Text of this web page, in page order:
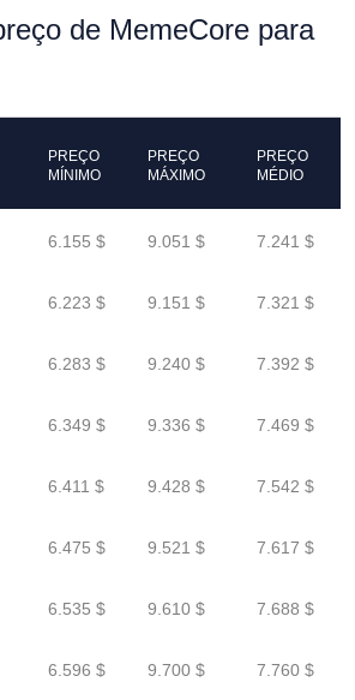
de MemeCore para
PREÇO
MÍNIMO
PREÇO
MÁXIMO
PREÇO
MÉDIO
6.155 $ 9.051 $ 7.241 $
6.223 $ 9.151 $ 7.321 $
6.283 $ 9.240 $ 7.392 $
6.349 $ 9.336 $ 7.469 $
6.411 $ 9.428 $ 7.542 $
6.475 $ 9.521 $ 7.617 $
6.535 $ 9.610 $ 7.688 $
6.596 $ 9.700 $ 7.760 $